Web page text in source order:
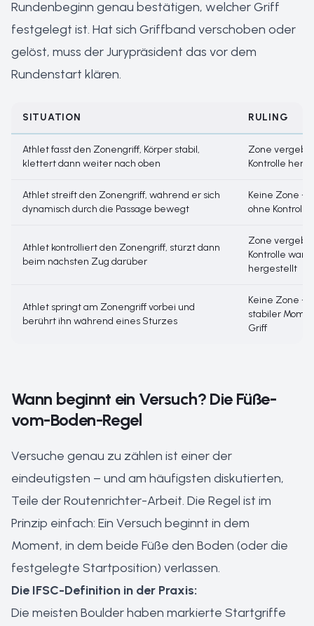
Rundenbeginn genau bestätigen, welcher Griff
festgelegt ist. Hat sich Griffband verschoben oder
gelöst, muss der Jurypräsident das vor dem
Rundenstart klären.
SITUATION RULING
Athlet fasst den Zonengriff, Körper stabil,
klettert dann weiter nach oben
Zone
Kontrolle
Athlet streift den Zonengriff, während er sich
dynamisch durch die Passage bewegt
Keine Zone –
ohne Kontrolle
Athlet kontrolliert den Zonengriff, stürzt dann
beim nächsten Zug darüber
Zone
Kontrolle war
hergestellt
Athlet springt am Zonengriff vorbei und
berührt ihn während eines Sturzes
Keine Zone –
stabiler
Griff
Wann beginnt ein Versuch? Die Füße-
vom-Boden-Regel
Versuche genau zu zählen ist einer der
eindeutigsten – und am häufigsten diskutierten,
Teile der Routenrichter-Arbeit. Die Regel ist im
Prinzip einfach: Ein Versuch beginnt in dem
Moment, in dem beide Füße den Boden (oder die
festgelegte Startposition) verlassen.
Die IFSC-Definition in der Praxis:
Die meisten Boulder haben markierte Startgriffe